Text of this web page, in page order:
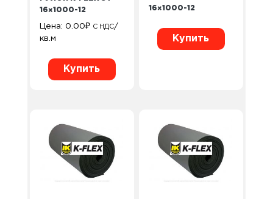
16×1000-12
Цена: 0.00₽ С НДС/
кв.м
Купить
16×1000-12
Купить